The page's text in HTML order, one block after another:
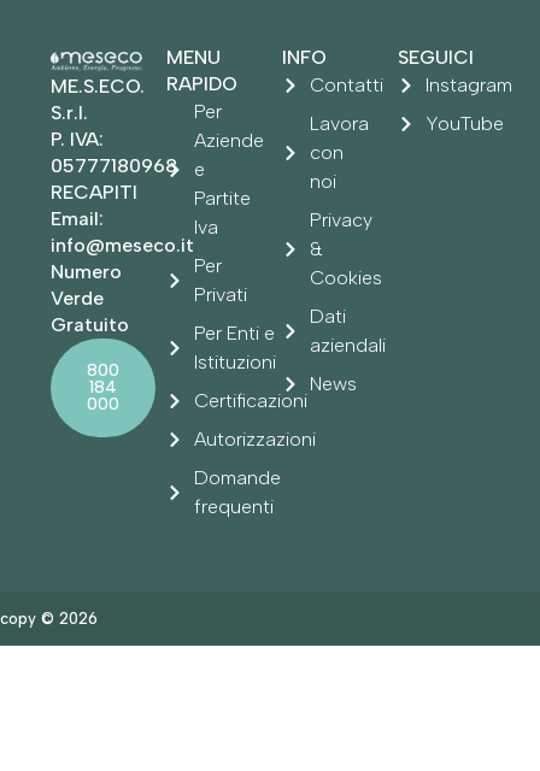
ME.S.ECO.
S.r.l.
P. IVA:
05777180968
RECAPITI
Email:
info@meseco.it
Numero
Verde
Gratuito
800
184
000
MENU
RAPIDO
Per
Aziende
e
Partite
Iva
Per
Privati
Per Enti e
Istituzioni
Certificazioni
Autorizzazioni
Domande
frequenti
INFO
Contatti
Lavora
con
noi
Privacy
&
Cookies
Dati
aziendali
News
SEGUICI
Instagram
YouTube
copy © 2026